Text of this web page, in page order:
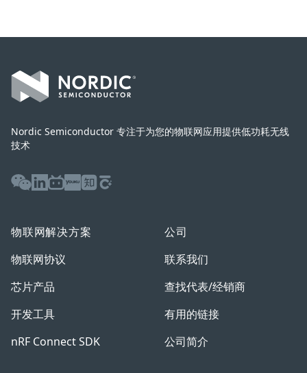
Nordic Semiconductor 专注于为您的物联网应用提供低功耗无线
技术
WeChatLinkedIn
BilibiliYoukuZhihuBaijiahao
物联网解决方案
物联网协议
芯片产品
开发工具
nRF Connect SDK
公司
联系我们
查找代表/经销商
有用的链接
公司简介